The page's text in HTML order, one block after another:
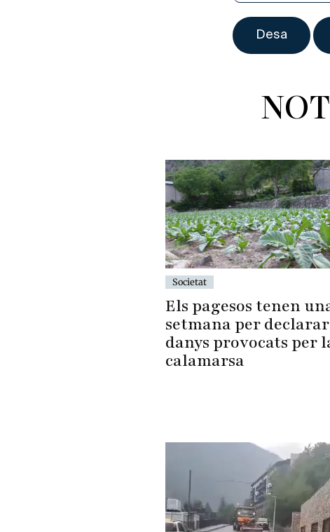
Societat
Els pagesos tenen
setmana per
danys provocats per
calamarsa